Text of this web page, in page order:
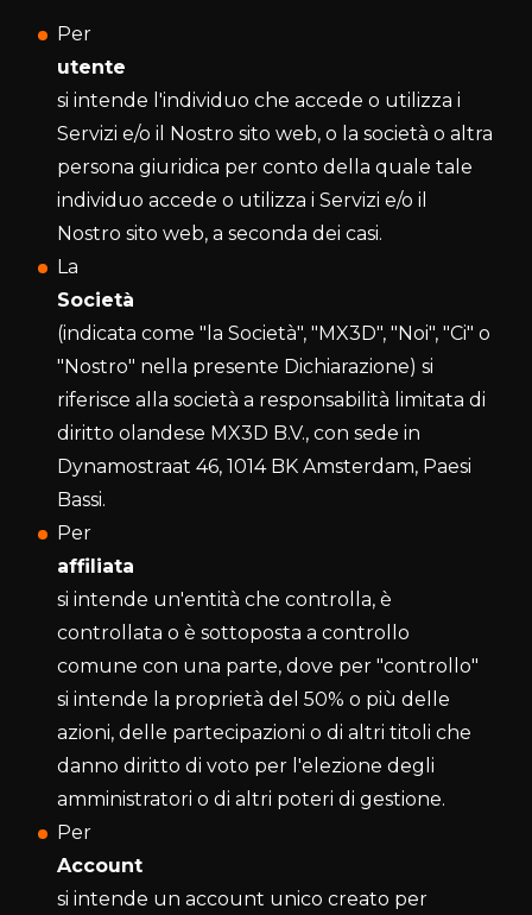
Per
utente
si intende l'individuo che accede o utilizza i
Servizi e/o il Nostro sito web, o la società o altra
persona giuridica per conto della quale tale
individuo accede o utilizza i Servizi e/o il
Nostro sito web, a seconda dei casi.
La
Società
(indicata come "la Società", "MX3D", "Noi", "Ci" o
"Nostro" nella presente Dichiarazione) si
riferisce alla società a responsabilità limitata di
diritto olandese MX3D B.V., con sede in
Dynamostraat 46, 1014 BK Amsterdam, Paesi
Bassi.
Per
affiliata
si intende un'entità che controlla, è
controllata o è sottoposta a controllo
comune con una parte, dove per "controllo"
si intende la proprietà del 50% o più delle
azioni, delle partecipazioni o di altri titoli che
danno diritto di voto per l'elezione degli
amministratori o di altri poteri di gestione.
Per
Account
si intende un account unico creato per